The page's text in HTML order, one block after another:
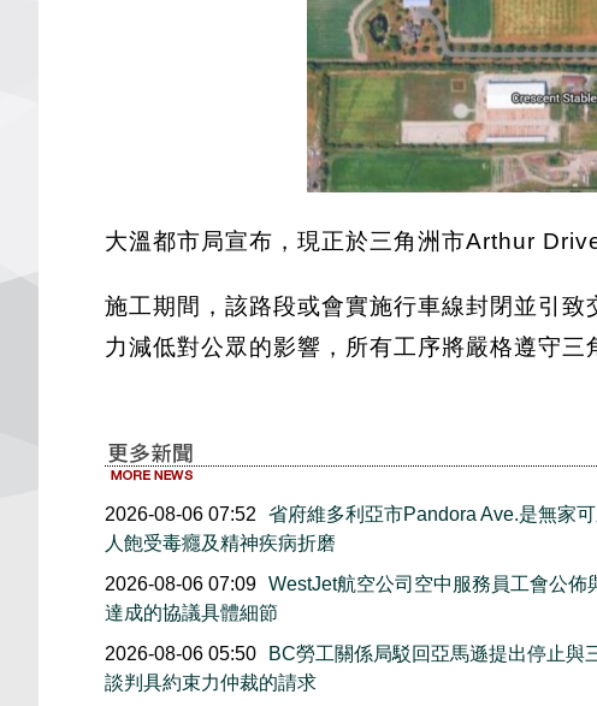
大溫都市局宣布，現正於三角洲市Arthur
施工期間，該路段或會實施行車線封閉並引
力減低對公眾的影響，所有工序將嚴格遵守三
2026-08-06 07:52
省府維多利亞市Pandora Ave.是無家
人飽受毒癮及精神疾病折磨
2026-08-06 07:09 WestJet航空公司空中服務員工會公佈
達成的協議具體細節
2026-08-06 05:50
BC勞工關係局駁回亞馬遜提出停止與
談判具約束力仲裁的請求